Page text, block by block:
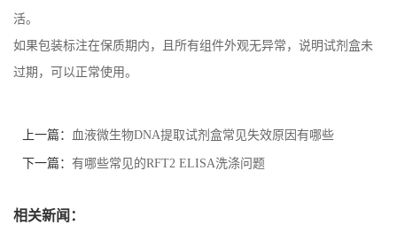
活。
如果包装标注在保质期内，且所有组件外观无异常，说明试剂盒未
过期，可以正常使用。
上一篇： 血液微生物DNA提取试剂盒常见失效原因有哪些
下一篇： 有哪些常见的RFT2 ELISA洗涤问题
相关新闻：